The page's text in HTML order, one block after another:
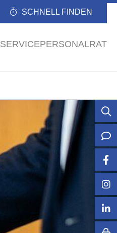
SCHNELL FINDEN
SERVICEPERSONALRAT